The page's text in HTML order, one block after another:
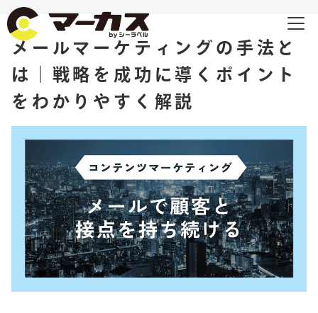
メールマーケティングの手法と
は｜戦略を成功に導くポイント
をわかりやすく解説